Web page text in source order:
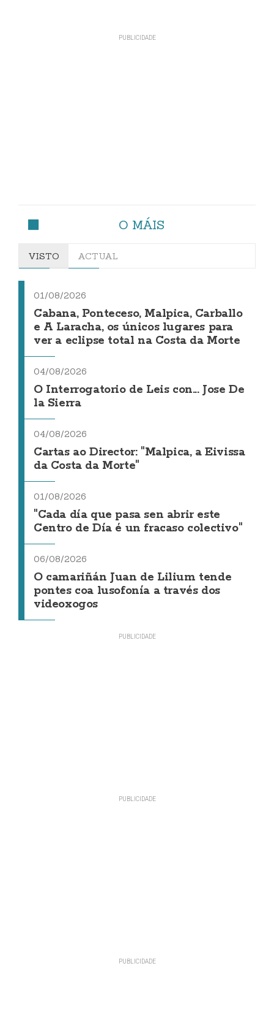
O MÁIS
VISTO ACTUAL
01/08/2026
Cabana, Ponteceso, Malpica, Carballo
e A Laracha, os únicos lugares para
ver a eclipse total na Costa da Morte
04/08/2026
O Interrogatorio de Leis con... Jose De
la Sierra
04/08/2026
Cartas ao Director: "Malpica, a Eivissa
da Costa da Morte"
01/08/2026
"Cada día que pasa sen abrir este
Centro de Día é un fracaso colectivo"
06/08/2026
O camariñán Juan de Lilium tende
pontes coa lusofonía a través dos
videoxogos